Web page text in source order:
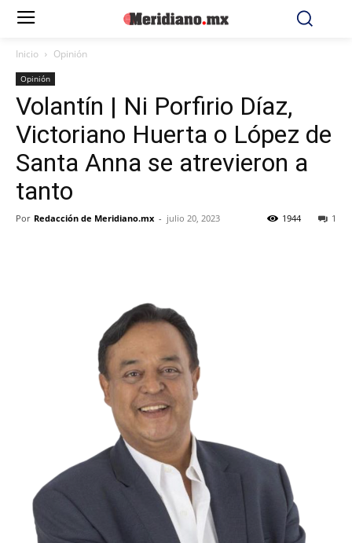
Inicio Opinión
Opinión
Volantín | Ni Porfirio Díaz,
Victoriano Huerta o López de
Santa Anna se atrevieron a
tanto
Por Redacción de Meridiano.mx - julio 20, 2023 1
1944